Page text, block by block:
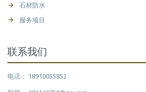
石材防水
服务项目
联系我们
电话： 18910055852